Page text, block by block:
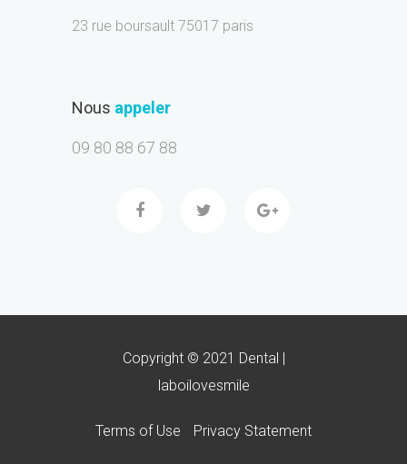
23 rue boursault 75017 paris
Nous appeler
09 80 88 67 88
Copyright © 2021 Dental |
laboilovesmile
Terms of Use Privacy Statement